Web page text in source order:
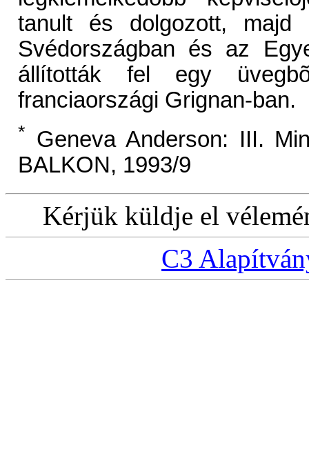
tanult és dolgozott, majd
Svédországban és az
állították fel egy
franciaországi Grignan-ban.
* Geneva Anderson: III.
BALKON, 1993/9
Kérjük küldje el
C3